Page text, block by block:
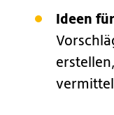
Ideen